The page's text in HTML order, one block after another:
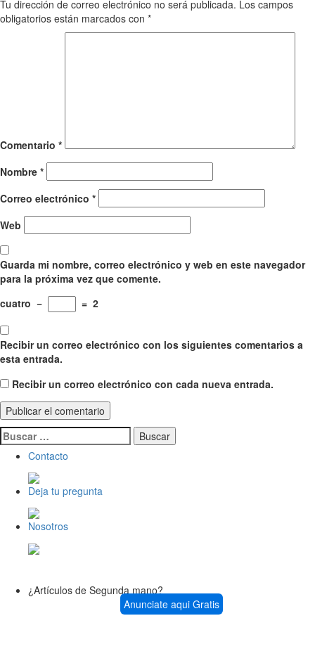
Tu dirección de correo electrónico no será publicada. Los campos
obligatorios están marcados con *
Comentario *
Nombre *
Correo electrónico *
Web
Guarda mi nombre, correo electrónico y web en este navegador
para la próxima vez que comente.
cuatro − = 2
Recibir un correo electrónico con los siguientes comentarios a
esta entrada.
Recibir un correo electrónico con cada nueva entrada.
Buscar:
Contacto
Deja tu pregunta
Nosotros
¿Artículos de Segunda mano?
Anunciate aqui Gratis